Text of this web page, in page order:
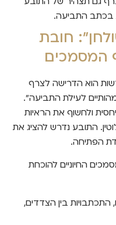
בכתב התביעה.
חובת
המסמכים
הוא הדרישה לצרף
לעילת התביעה".
ולחשוף את הראיות
התובע נדרש להציג את
הפתיחה.
החיוניים להוכחת
בין הצדדים,